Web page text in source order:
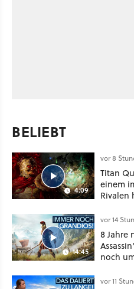
BELIEBT
4:09
vor 8
Titan
einem
Rivalen
Klasse
14:45
vor 14
8 Jahre
noch
vor 11